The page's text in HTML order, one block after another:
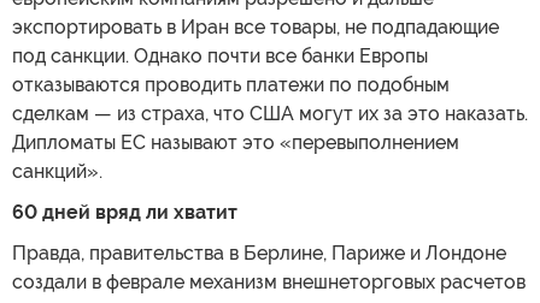
экспортировать в Иран все товары, не подпадающие
под санкции. Однако почти все банки Европы
отказываются проводить платежи по подобным
сделкам — из страха, что США могут их за это наказать.
Дипломаты ЕС называют это «перевыполнением
санкций».
60 дней вряд ли хватит
Правда, правительства в Берлине, Париже и Лондоне
создали в феврале механизм внешнеторговых расчетов